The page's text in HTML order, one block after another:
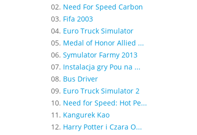
02. Need For Speed Carbon
03. Fifa 2003
04. Euro Truck Simulator
05. Medal of Honor Allied ...
06. Symulator Farmy 2013
07. Instalacja gry Pou na ...
08. Bus Driver
09. Euro Truck Simulator 2
10. Need for Speed: Hot Pe...
11. Kangurek Kao
12. Harry Potter i Czara O...